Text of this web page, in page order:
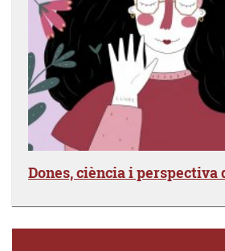
Dones, ciència i perspectiva